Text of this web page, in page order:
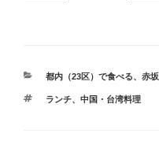
カ
ゴ
都内（23区）で食べる、 赤坂
タ
ランチ、 中国・台湾料理